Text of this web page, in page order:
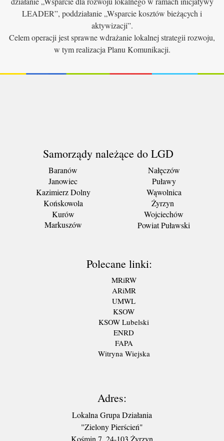
LEADER”, poddziałanie „Wsparcie kosztów bieżących i
aktywizacji”.
Celem operacji jest sprawne wdrażanie lokalnej strategii rozwoju,
w tym realizacja Planu Komunikacji.
Samorządy należące do LGD
Baranów
Janowiec
Kazimierz Dolny
Końskowola
Kurów
Markuszów
Nałęczów
Puławy
Wąwolnica
Żyrzyn
Wojciechów
Powiat Puławski
Polecane linki:
MRiRW
ARiMR
UMWL
KSOW
KSOW Lubelski
ENRD
FAPA
Witryna Wiejska
Adres:
Lokalna Grupa Działania
"Zielony Pierścień"
Kośmin 7, 24-103 Żyrzyn